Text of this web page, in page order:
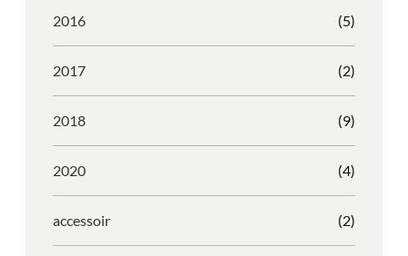
2016 (5)
2017 (2)
2018 (9)
2020 (4)
accessoir (2)